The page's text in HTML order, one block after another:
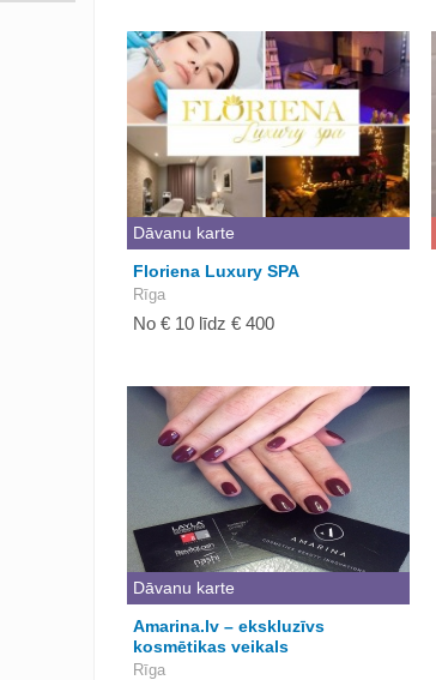
Dāvanu karte
Floriena Luxury SPA
Rīga
No € 10 līdz € 400
Dāvanu karte
Amarina.lv – ekskluzīvs
kosmētikas veikals
Rīga